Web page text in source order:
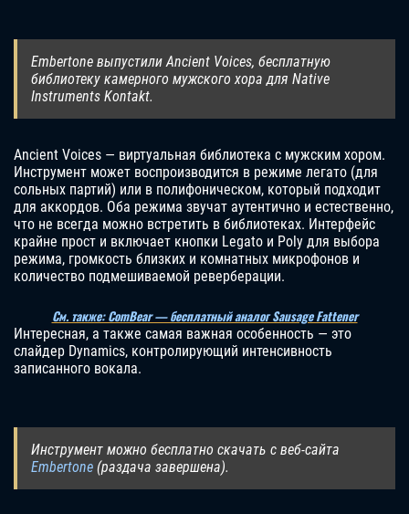
Embertone выпустили Ancient Voices, бесплатную
библиотеку камерного мужского хора для Native
Instruments Kontakt.
Ancient Voices — виртуальная библиотека с мужским хором.
Инструмент может воспроизводится в режиме легато (для
сольных партий) или в полифоническом, который подходит
для аккордов. Оба режима звучат аутентично и естественно,
что не всегда можно встретить в библиотеках. Интерфейс
крайне прост и включает кнопки Legato и Poly для выбора
режима, громкость близких и комнатных микрофонов и
количество подмешиваемой реверберации.
См. также: ComBear — бесплатный аналог Sausage Fattener
Интересная, а также самая важная особенность — это
слайдер Dynamics, контролирующий интенсивность
записанного вокала.
Инструмент можно бесплатно скачать с веб-сайта
Embertone (раздача завершена).